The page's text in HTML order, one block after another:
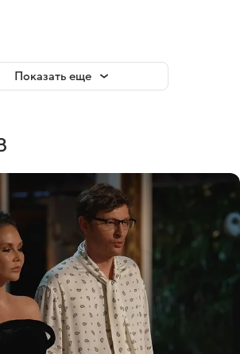
Показать еще